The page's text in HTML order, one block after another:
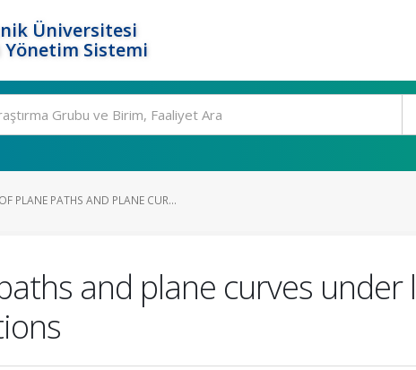
Üniversitesi
Sistemi
PLANE PATHS AND PLANE CUR...
and plane curves